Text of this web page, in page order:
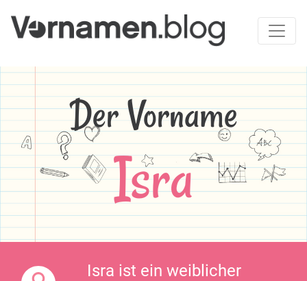
Der Vorname
Isra
Isra ist ein weiblicher